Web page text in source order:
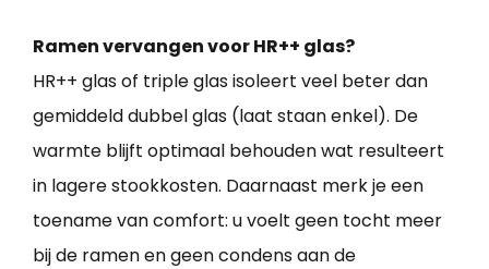
Ramen vervangen voor HR++ glas?
HR++ glas of triple glas isoleert veel beter dan
gemiddeld dubbel glas (laat staan enkel). De
warmte blijft optimaal behouden wat resulteert
in lagere stookkosten. Daarnaast merk je een
toename van comfort: u voelt geen tocht meer
bij de ramen en geen condens aan de